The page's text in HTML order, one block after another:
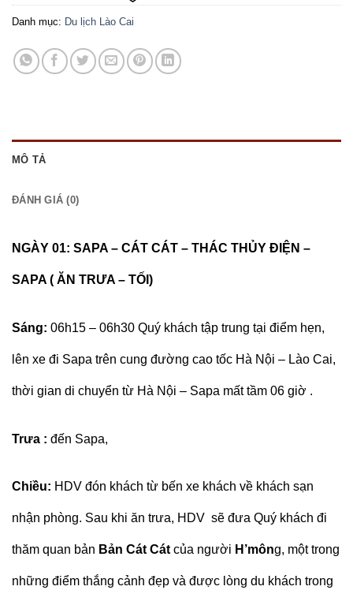
Danh mục: Du lịch Lào Cai
MÔ TẢ
ĐÁNH GIÁ (0)
NGÀY 01: SAPA – CÁT CÁT – THÁC THỦY ĐIỆN –
SAPA ( ĂN TRƯA – TỐI)
Sáng: 06h15 – 06h30 Quý khách tập trung tại điểm hẹn,
lên xe đi Sapa trên cung đường cao tốc Hà Nội – Lào Cai,
thời gian di chuyển từ Hà Nội – Sapa mất tầm 06 giờ .
Trưa : đến Sapa,
Chiều: HDV đón khách từ bến xe khách về khách sạn
nhận phòng. Sau khi ăn trưa, HDV sẽ đưa Quý khách đi
thăm quan bản Bản Cát Cát của người H’mông, một trong
những điểm thắng cảnh đẹp và được lòng du khách trong